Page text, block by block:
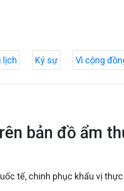
lịch Ký sự Vì cộng
bản đồ ẩm
tế, chinh phục khẩu vị